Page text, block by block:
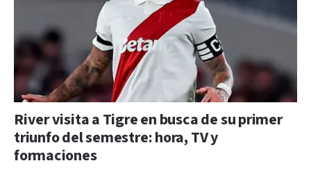
River visita a Tigre en busca de su primer
triunfo del semestre: hora, TV y
formaciones